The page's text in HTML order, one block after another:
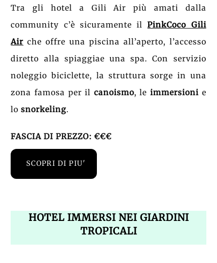
Tra gli hotel a Gili Air più amati dalla
community c’è sicuramente ilPinkCoco Gili
Air che offre una piscina all’aperto, l’accesso
diretto alla spiaggiae una spa. Con servizio
noleggio biciclette, la struttura sorge in una
zona famosa per il canoismo, le immersioni e
losnorkeling.
FASCIA DI PREZZO: €€€
SCOPRI DI PIU'
HOTEL IMMERSI NEI GIARDINI
TROPICALI